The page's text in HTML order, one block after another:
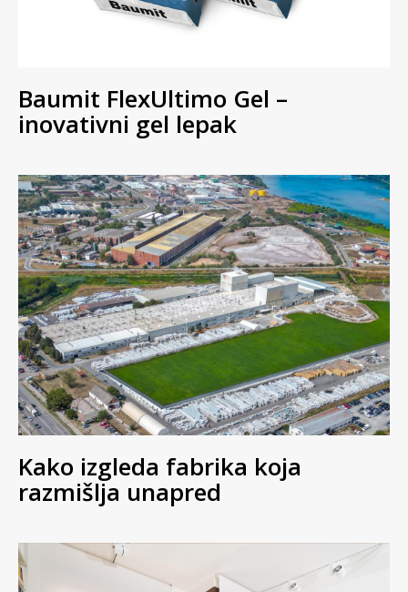
Baumit FlexUltimo Gel –
inovativni gel lepak
Kako izgleda fabrika koja
razmišlja unapred